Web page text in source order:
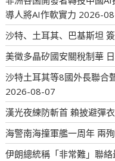
導人將AI作軟實力 2026-
沙特、土耳其、巴基斯坦
美徵多晶矽國安關稅制華
沙特土耳其等8國外長聯
2026-08-07
漢光夜練防斬首 賴披避彈
海警南海撞軍艦一周年 兩
伊朗總統稱「非常難」聯絡